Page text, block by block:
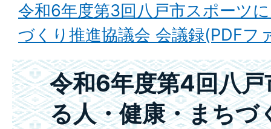
令和6年度第3回八戸市スポーツ
づくり推進協議会 会議録(PDFフ
令和6年度第4回八
る人・健康・まちづ